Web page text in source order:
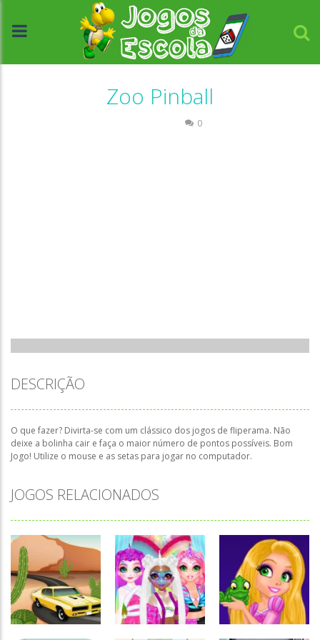
Zoo Pinball
0
DESCRIÇÃO
O que fazer? Divirta-se com um clássico dos jogos de fliperama. Não
deixe a bolinha cair e faça o maior número de pontos possíveis. Bom
Jogo! Utilize o mouse e as setas para jogar no computador.
JOGOS RELACIONADOS